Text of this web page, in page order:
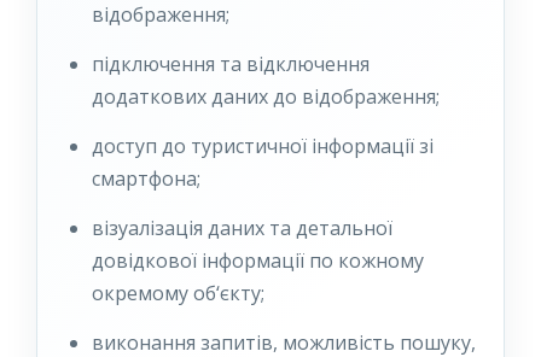
відображення;
підключення та відключення
додаткових даних до відображення;
доступ до туристичної інформації зі
смартфона;
візуалізація даних та детальної
довідкової інформації по кожному
окремому об‘єкту;
виконання запитів, можливість пошуку,